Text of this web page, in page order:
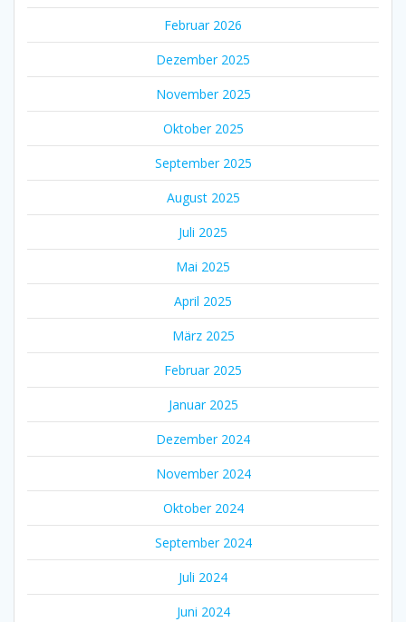
Februar 2026
Dezember 2025
November 2025
Oktober 2025
September 2025
August 2025
Juli 2025
Mai 2025
April 2025
März 2025
Februar 2025
Januar 2025
Dezember 2024
November 2024
Oktober 2024
September 2024
Juli 2024
Juni 2024